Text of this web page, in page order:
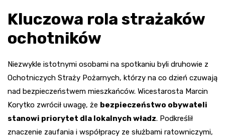
Kluczowa rola strażaków
ochotników
Niezwykle istotnymi osobami na spotkaniu byli druhowie z
Ochotniczych Straży Pożarnych, którzy na co dzień czuwają
nad bezpieczeństwem mieszkańców. Wicestarosta Marcin
Korytko zwrócił uwagę, że bezpieczeństwo obywateli
stanowi priorytet dla lokalnych władz. Podkreślił
znaczenie zaufania i współpracy ze służbami ratowniczymi,